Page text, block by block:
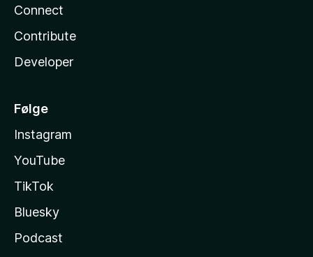
Connect
Contribute
Developer
Følge
Instagram
YouTube
TikTok
Bluesky
Podcast